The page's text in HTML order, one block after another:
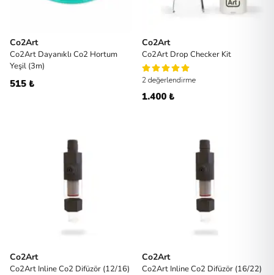
Co2Art
Co2Art Dayanıklı Co2 Hortum
Yeşil (3m)
515 ₺
Co2Art
Co2Art Drop Checker Kit
2 değerlendirme
1.400 ₺
Co2Art
Co2Art Inline Co2 Difüzör (12/16)
Co2Art
Co2Art Inline Co2 Difüzör (16/22)